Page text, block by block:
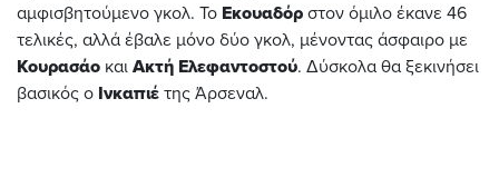
αμφισβητούμενο γκολ. Το Εκουαδόρ στον όμιλο έκανε 46
τελικές, αλλά έβαλε μόνο δύο γκολ, μένοντας άσφαιρο με
Κουρασάο και Ακτή Ελεφαντοστού. Δύσκολα θα ξεκινήσει
βασικός ο Ινκαπιέ της Άρσεναλ.